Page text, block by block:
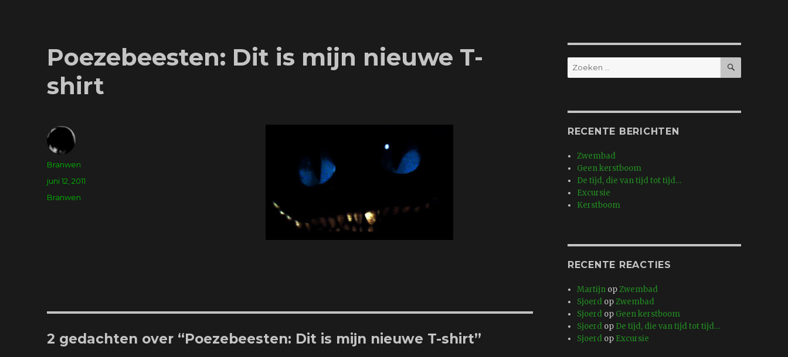
Poezebeesten: Dit is mijn nieuwe T-
shirt
Auteur
Branwen
Geplaatst
juni 12, 2011
Tags
Branwen
2 gedachten over “Poezebeesten: Dit is mijn nieuwe T-shirt”
Zoeken
naar:
ZOEKEN
RECENTE BERICHTEN
Zwembad
Geen kerstboom
De tijd, die van tijd tot tijd…
Excursie
Kerstboom
RECENTE REACTIES
Martijn opZwembad
Sjoerd opZwembad
Sjoerd op Geen kerstboom
Sjoerd op De tijd, die van tijd tot tijd…
Sjoerd op Excursie